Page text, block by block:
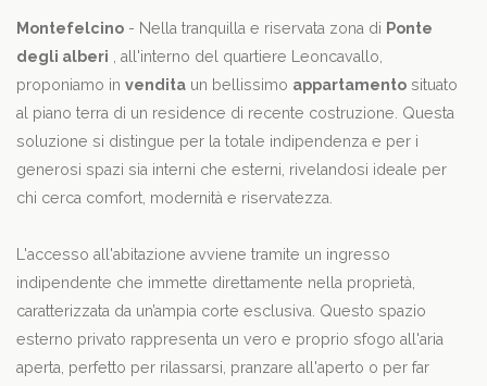
Montefelcino - Nella tranquilla e riservata zona di Ponte
degli alberi , all'interno del quartiere Leoncavallo,
proponiamo in vendita un bellissimo appartamento situato
al piano terra di un residence di recente costruzione. Questa
soluzione si distingue per la totale indipendenza e per i
generosi spazi sia interni che esterni, rivelandosi ideale per
chi cerca comfort, modernità e riservatezza.
L'accesso all'abitazione avviene tramite un ingresso
indipendente che immette direttamente nella proprietà,
caratterizzata da un’ampia corte esclusiva. Questo spazio
esterno privato rappresenta un vero e proprio sfogo all'aria
aperta, perfetto per rilassarsi, pranzare all'aperto o per far